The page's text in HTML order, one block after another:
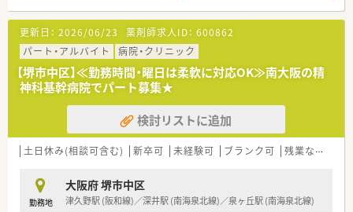
更新日： 2026/06/23 薬剤師求人ID： 600862
パート・アルバイト
病院・クリニック
【堺市中区】≪勤務時間・曜日は柔軟に対応OK≫南大阪の精
神科基幹病院でパート募集★
検討リストに追加
土日休み(相談可含む) 新卒可 未経験可 ブランク可 残業なし(ほぼなし含む)
勤務地
大阪府 堺市中区
津久野駅 (阪和線)／深井駅 (南海泉北線)／泉ヶ丘駅 (南海泉北線)